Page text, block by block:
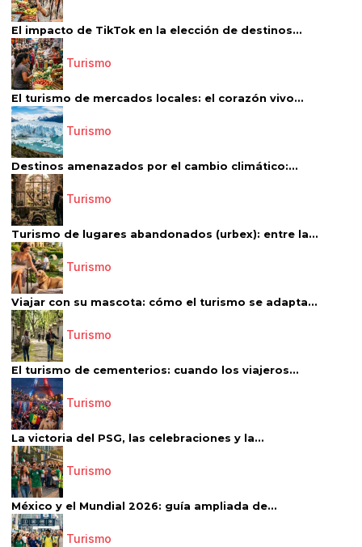
El impacto de TikTok en la elección de destinos...
Turismo
El turismo de mercados locales: el corazón vivo...
Turismo
Destinos amenazados por el cambio climático:...
Turismo
Turismo de lugares abandonados (urbex): entre la...
Turismo
Viajar con su mascota: cómo el turismo se adapta...
Turismo
El turismo de cementerios: cuando los viajeros...
Turismo
La victoria del PSG, las celebraciones y la...
Turismo
México y el Mundial 2026: guía ampliada de...
Turismo